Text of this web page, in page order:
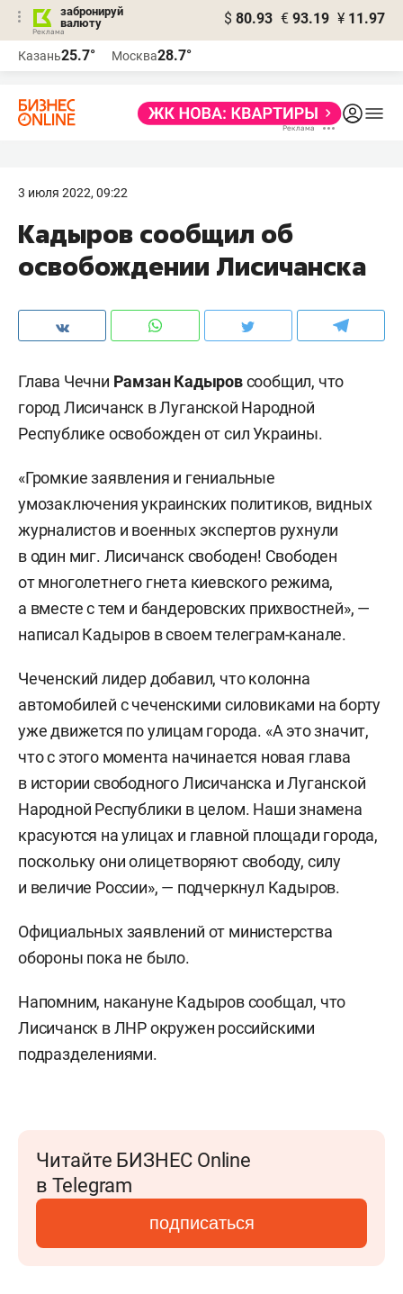
забронируй
валюту
$ 80.93 € 93.19 ¥ 11.97
Казань25.7° Москва28.7°
3 июля 2022, 09:22
Кадыров сообщил об
освобождении Лисичанска
Глава Чечни Рамзан Кадыровсообщил, что
город Лисичанск в Луганской Народной
Республике освобожден от сил Украины.
«Громкие заявления и гениальные
умозаключения украинских политиков, видных
журналистов и военных экспертов рухнули
в один миг. Лисичанск свободен! Свободен
от многолетнего гнета киевского режима,
а вместе с тем и бандеровских прихвостней», —
написал Кадыров в своем телеграм-канале.
Чеченский лидер добавил, что колонна
автомобилей с чеченскими силовиками на борту
уже движется по улицам города. «А это значит,
что с этого момента начинается новая глава
в истории свободного Лисичанска и Луганской
Народной Республики в целом. Наши знамена
красуются на улицах и главной площади города,
поскольку они олицетворяют свободу, силу
и величие России», — подчеркнул Кадыров.
Официальных заявлений от министерства
обороны пока не было.
Напомним, накануне Кадыров сообщал, что
Лисичанск в ЛНР окружен российскими
подразделениями.
Читайте БИЗНЕС Online
в Telegram
подписаться